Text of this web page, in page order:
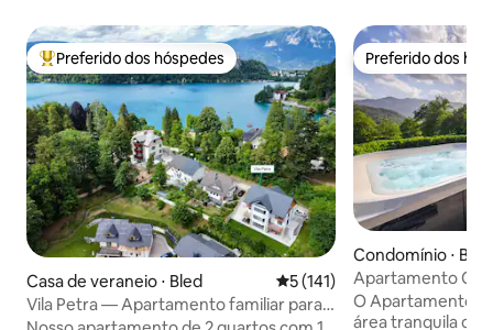
Entre os melhores preferidos dos hóspedes
Preferido dos hóspedes
Casa de veraneio ⋅ Bled 5 de uma avaliação média de
5 (141)
Vila Petra — Apartamento familiar para 4
no Lago Bled
Preferido dos
Preferido dos
Condomínio ⋅ Bled
Apartamento
O Apartamento
área tranquila de